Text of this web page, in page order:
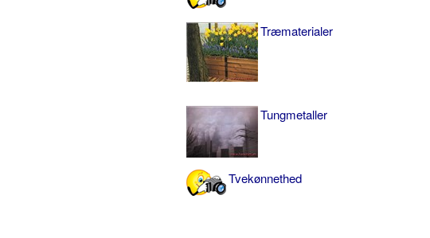
Træmaterialer
Tungmetaller
Tvekønnethed